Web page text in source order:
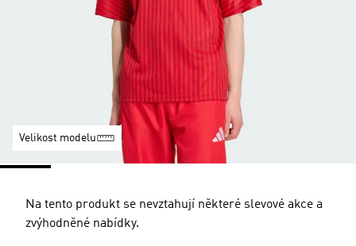
Velikost modelu
Na tento produkt se nevztahují některé slevové akce a
zvýhodněné nabídky.